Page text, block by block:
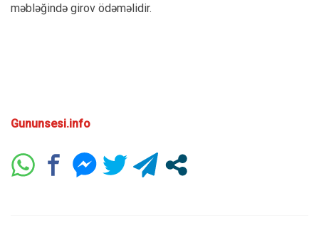
məbləğində girov ödəməlidir.
Gununsesi.info